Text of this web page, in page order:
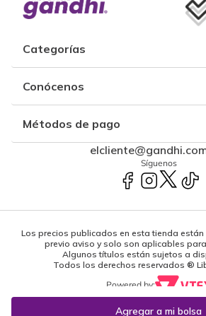
Categorías
Conócenos
Métodos de pago
Síguenos
Los precios publicados en esta tienda
previo aviso y solo son aplicables
Algunos títulos están sujetos a
Todos los derechos reservados ®
Powered by: